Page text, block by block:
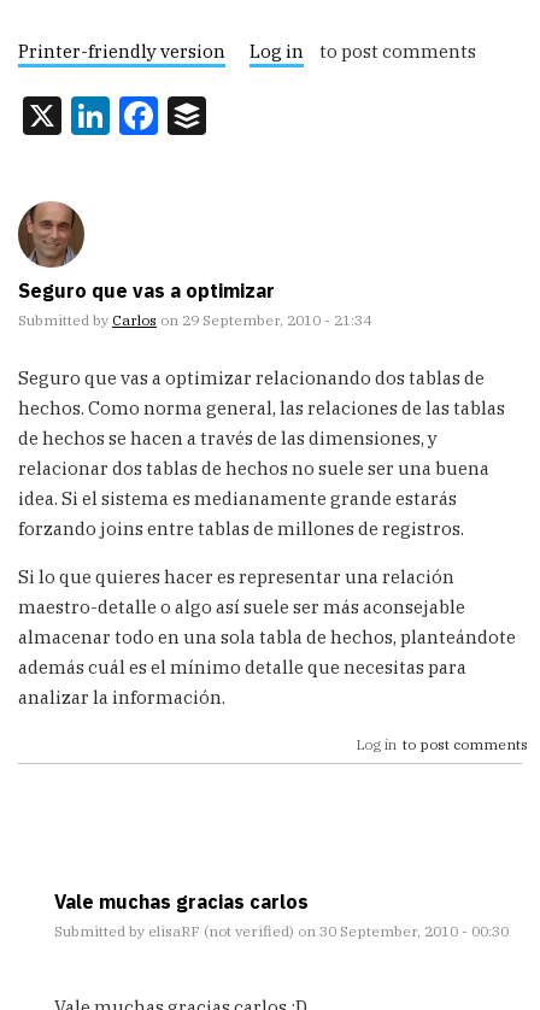
Printer-friendly version Log in to post comments
X LinkedIn
Facebook
Seguro que vas a optimizar
Submitted by Carlos on 29 September, 2010 - 21:34
Seguro que vas a optimizar relacionando dos tablas de
hechos. Como norma general, las relaciones de las tablas
de hechos se hacen a través de las dimensiones, y
relacionar dos tablas de hechos no suele ser una buena
idea. Si el sistema es medianamente grande estarás
forzando joins entre tablas de millones de registros.
Si lo que quieres hacer es representar una relación
maestro-detalle o algo así suele ser más aconsejable
almacenar todo en una sola tabla de hechos, planteándote
además cuál es el mínimo detalle que necesitas para
analizar la información.
Log in to post comments
Vale muchas gracias carlos
Submitted by elisaRF (not verified) on 30 September, 2010 - 00:30
reply